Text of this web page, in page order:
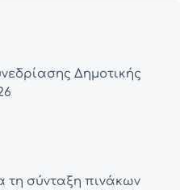
Δημοτικής
τη σύνταξη πινάκων